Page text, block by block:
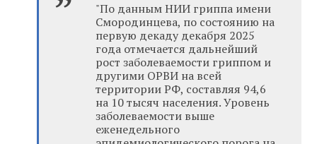
"По данным НИИ гриппа имени
Смородинцева, по состоянию на
первую декаду декабря 2025
года отмечается дальнейший
рост заболеваемости гриппом и
другими ОРВИ на всей
территории РФ, составляя 94,6
на 10 тысяч населения. Уровень
заболеваемости выше
еженедельного